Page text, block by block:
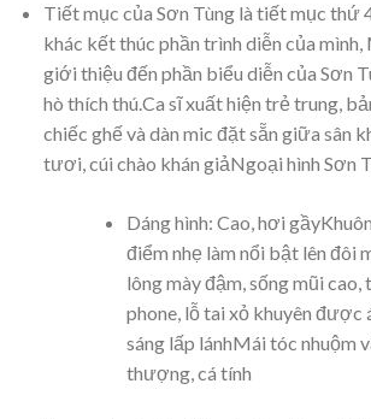
Tiết mục của Sơn Tùng là tiết mục thứ
khác kết thúc phần trình diễn của
giới thiệu đến phần biểu diễn của Sơn
hò thích thú.Ca sĩ xuất hiện trẻ trung,
chiếc ghế và dàn mic đặt sẵn giữa sân
tươi, cúi chào khán giảNgoại hình Sơn
Dáng hình: Cao, hơi
điểm nhẹ làm nổi bật lên đôi
lông mày đậm, sống mũi cao,
phone, lỗ tai xỏ khuyên được
sáng lấp lánhMái tóc nhuộm
thượng, cá tính